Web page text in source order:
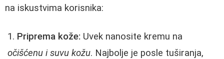
na iskustvima korisnika:
Priprema kože: Uvek nanosite kremu na
očišćenu i suvu kožu. Najbolje je posle tuširanja,